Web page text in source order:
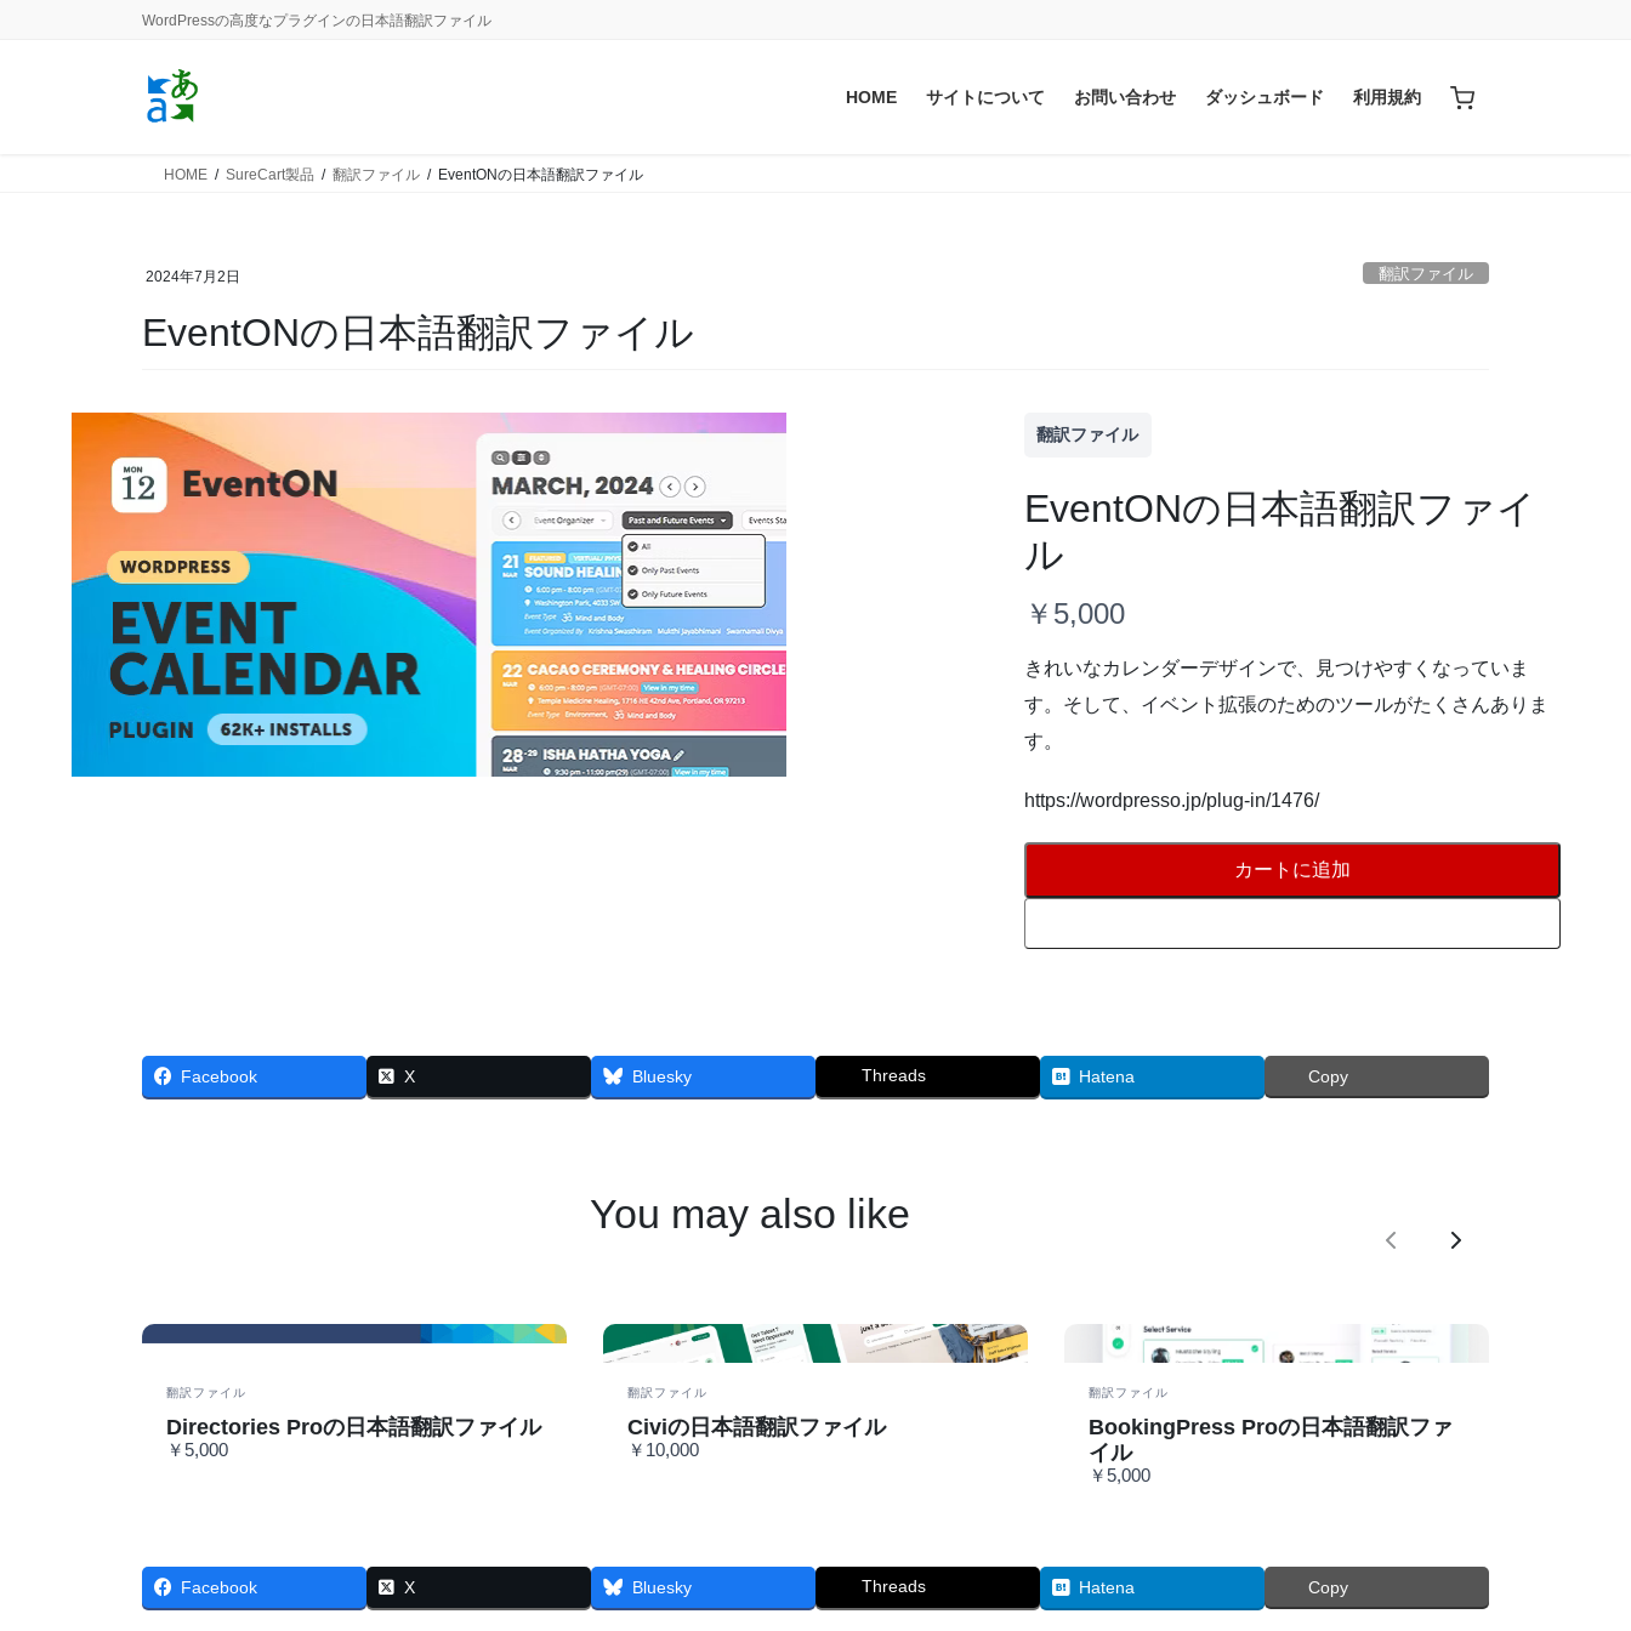
WordPressの高度なプラグインの日本語翻訳ファイル
HOME サイトについて お問い合わせ ダッシュボード 利用規約
HOME SureCart製品 翻訳ファイル EventONの日本語翻訳ファイル
2024年7月2日 翻訳ファイル
EventONの日本語翻訳ファイル
翻訳ファイル
EventONの日本語翻訳ファイ
ル
今
￥5,000
きれいなカレンダーデザインで、見つけやすくなっていま
す。そして、イベント拡張のためのツールがたくさんありま
す。
https://wordpresso.jp/plug-in/1476/
カートに追加
Facebook X Bluesky Threads Hatena Copy
You may also like
前 次
翻訳ファイル
Directories Proの日本語翻訳ファイル
￥5,000
翻訳ファイル
Civiの日本語翻訳ファイル
￥10,000
翻訳ファイル
BookingPress Proの日本語翻訳ファ
イル
￥5,000
Facebook X Bluesky Threads Hatena Copy